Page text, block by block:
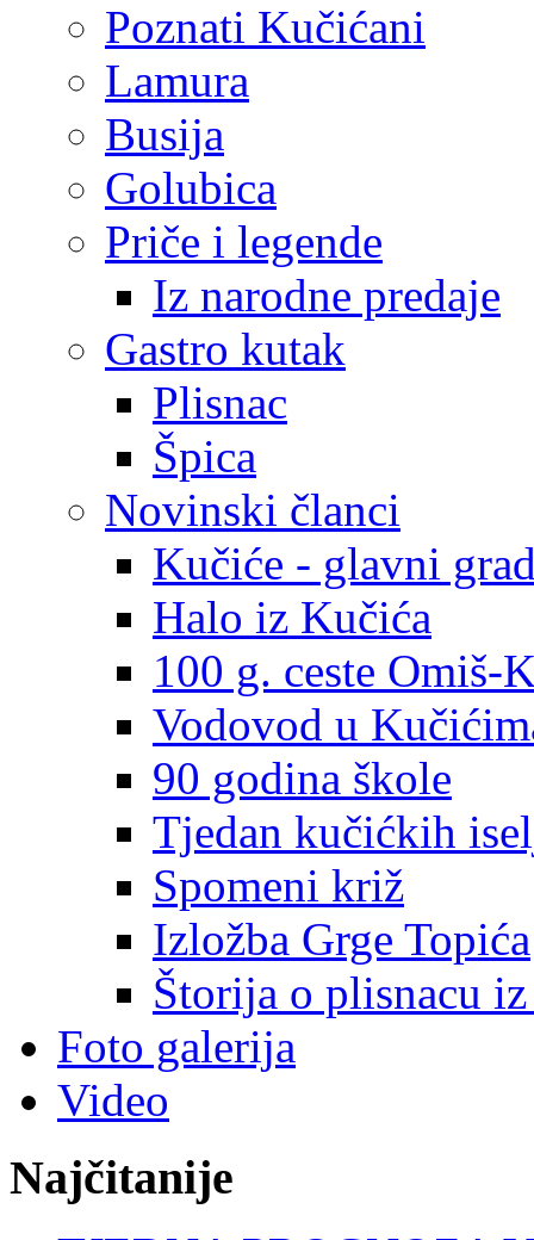
Poznati Kučićani
Lamura
Busija
Golubica
Priče i legende
Iz narodne predaje
Gastro kutak
Plisnac
Špica
Novinski članci
Kučiće - glavni
Halo iz Kučića
100 g. ceste Omiš-
Vodovod u
90 godina škole
Tjedan kučićkih
Spomeni križ
Izložba Grge Topića
Štorija o plisnacu
Foto galerija
Video
Najčitanije